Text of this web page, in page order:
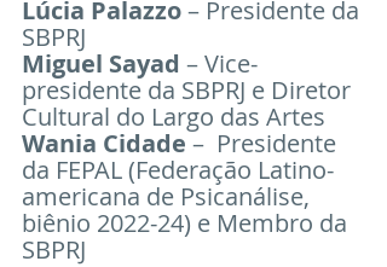
Lúcia Palazzo – Presidente da
SBPRJ
Miguel Sayad – Vice-
presidente da SBPRJ e Diretor
Cultural do Largo das Artes
Wania Cidade –  Presidente
da FEPAL (Federação Latino-
americana de Psicanálise,
biênio 2022-24) e Membro da
SBPRJ